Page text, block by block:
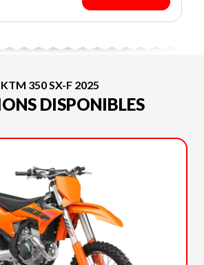
KTM 350 SX-F 2025
DISPONIBLES